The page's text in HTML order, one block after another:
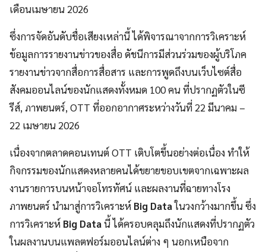
เดือนเมษายน 2026
ซึ่งการจัดอันดับชื่อเสียงเหล่านี้ ได้พิจารณาจากการวิเคราะห์
ข้อมูลการรายงานข่าวของสื่อ ดัชนีการมีส่วนร่วมของผู้บริโภค
รายงานข่าวจากสื่อการสื่อสาร และการพูดถึงบนเว็บไซต์สื่อ
สังคมออนไลน์ของนักแสดงทั้งหมด 100 คน ที่ปรากฏตัวในซี
รีส์, ภาพยนตร์, OTT ที่ออกอากาศระหว่างวันที่ 22 มีนาคม –
22 เมษายน 2026
เนื่องจากตลาดคอนเทนต์ OTT เติบโตขึ้นอย่างต่อเนื่อง ทำให้
กิจกรรมของนักแสดงหลายคนได้ขยายขอบเขตจากเฉพาะผล
งานรายการบนหน้าจอโทรทัศน์ และผลงานที่ฉายทางโรง
ภาพยนตร์ นำมาสู่การวิเคราะห์ Big Dataในวงกว้างมากขึ้น ซึ่ง
การวิเคราะห์ Big Dataนี้ ได้ครอบคลุมถึงนักแสดงที่ปรากฏตัว
ในผลงานบนแพลตฟอร์มออนไลน์ต่าง ๆ นอกเหนือจาก